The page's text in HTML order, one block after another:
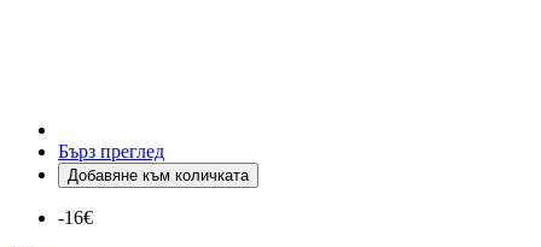
Бърз преглед
Добавяне към количката
-16€